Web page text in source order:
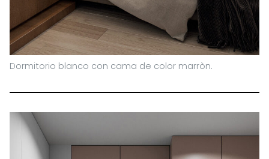
Dormitorio blanco con cama de color marròn.